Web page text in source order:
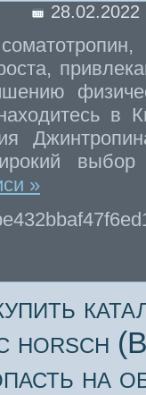
28.02.2022
в
»
horsch
на